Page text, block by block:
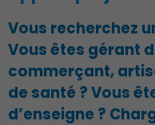
Vous recherchez
Vous êtes gérant
commerçant,
de santé ? Vous
d’enseigne ?